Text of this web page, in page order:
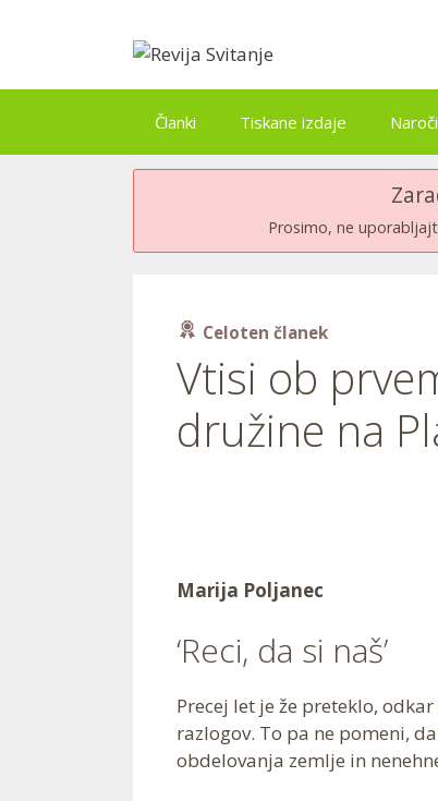
Članki Tiskane izdaje
Prosimo, ne
Celoten članek
Vtisi ob
družine na
Marija Poljanec
‘Reci, da si naš’
Precej let je že preteklo,
razlogov. To pa ne pomeni,
obdelovanja zemlje in